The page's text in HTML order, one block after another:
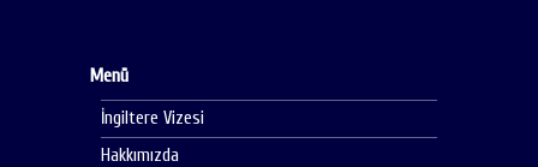
Menü
İngiltere Vizesi
Hakkımızda